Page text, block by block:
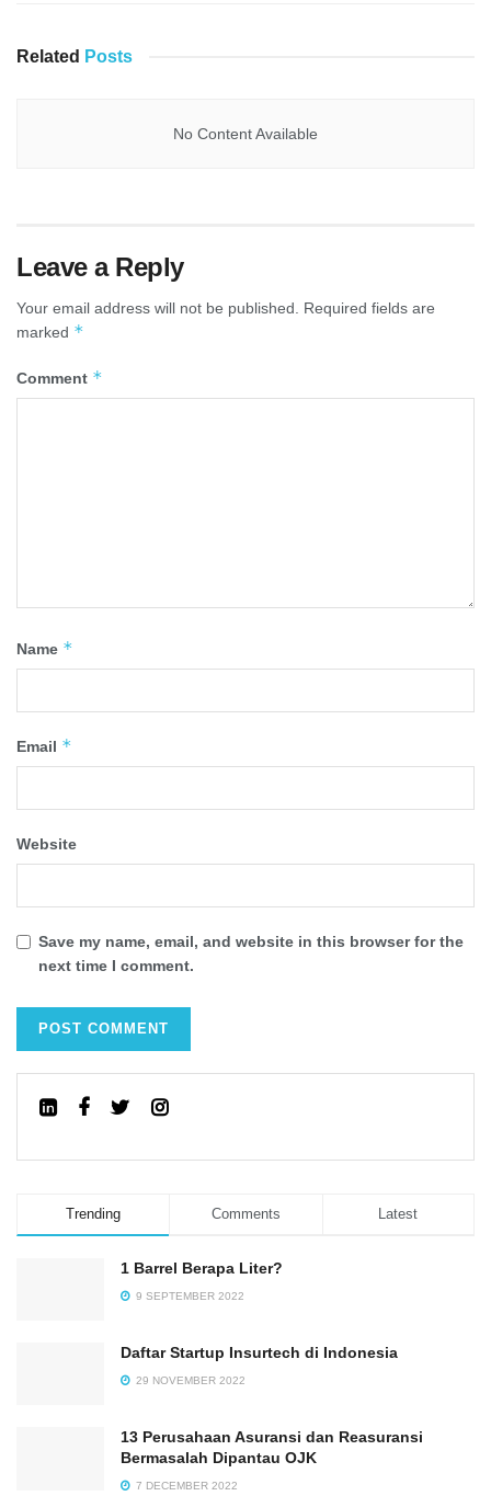
Related Posts
No Content Available
Leave a Reply
Your email address will not be published.
Required fields are
marked *
Comment *
Name *
Email *
Website
Save my name, email, and website in this browser for the
next time I comment.
Trending Comments Latest
1 Barrel Berapa Liter?
9 SEPTEMBER 2022
Daftar Startup Insurtech di Indonesia
29 NOVEMBER 2022
13 Perusahaan Asuransi dan Reasuransi
Bermasalah Dipantau OJK
7 DECEMBER 2022